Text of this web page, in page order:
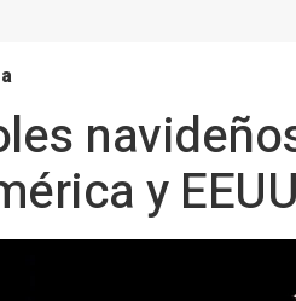
y EEUU